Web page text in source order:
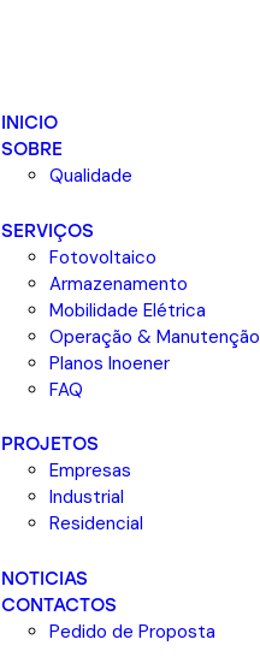
INICIO
SOBRE
Qualidade
SERVIÇOS
Fotovoltaico
Armazenamento
Mobilidade Elétrica
Operação & Manutenção
Planos Inoener
FAQ
PROJETOS
Empresas
Industrial
Residencial
NOTICIAS
CONTACTOS
Pedido de Proposta